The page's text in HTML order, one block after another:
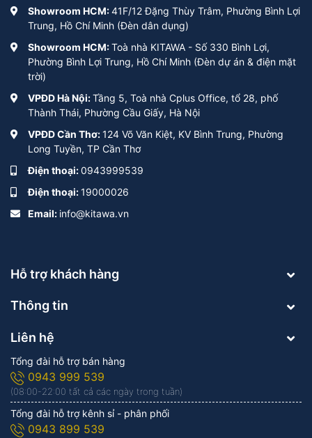
Showroom HCM:41F/12 Đặng Thùy Trâm, Phường Bình Lợi
Trung, Hồ Chí Minh (Đèn dân dụng)
Showroom HCM:Toà nhà KITAWA - Số 330 Bình Lợi,
Phường Bình Lợi Trung, Hồ Chí Minh (Đèn dự án & điện mặt
trời)
VPĐD Hà Nội:Tầng 5, Toà nhà Cplus Office, tổ 28, phố
Thành Thái, Phường Cầu Giấy, Hà Nội
VPĐD Cần Thơ:124 Võ Văn Kiệt, KV Bình Trung, Phường
Long Tuyền, TP Cần Thơ
Điện thoại:0943999539
Điện thoại:19000026
Email: info@kitawa.vn
Hỗ trợ khách hàng
Thông tin
Liên hệ
Tổng đài hỗ trợ bán hàng
0943 999 539
(08:00-22:00 tất cả các ngày trong tuần)
Tổng đài hỗ trợ kênh sỉ - phân phối
0943 899 539